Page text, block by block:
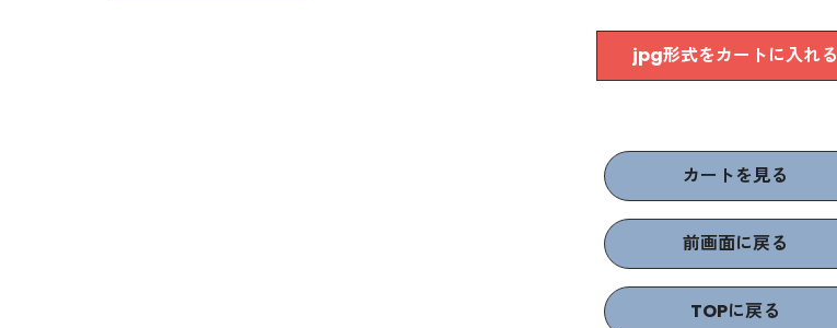
jpg形式をカートに入れる
カートを見る
前画面に戻る
TOPに戻る